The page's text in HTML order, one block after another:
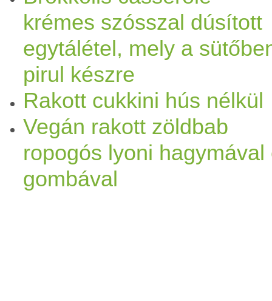
krémes szósszal dúsított
egytálétel, mely a
pirul készre
Rakott cukkini hús nélkül
Vegán rakott zöldbab
ropogós lyoni hagymával
gombával